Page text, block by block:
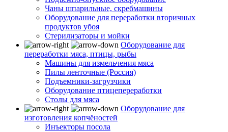
Чаны шпарильные, скребмашины
Оборудование для переработки вторичных
продуктов убоя
Стерилизаторы и мойки
Оборудование для
переработки мяса, птицы, рыбы
Машины для измельчения мяса
Пилы ленточные (Россия)
Подъемники-загрузчики
Оборудование птицепереработки
Столы для мяса
Оборудование для
изготовления копчёностей
Инъекторы посола